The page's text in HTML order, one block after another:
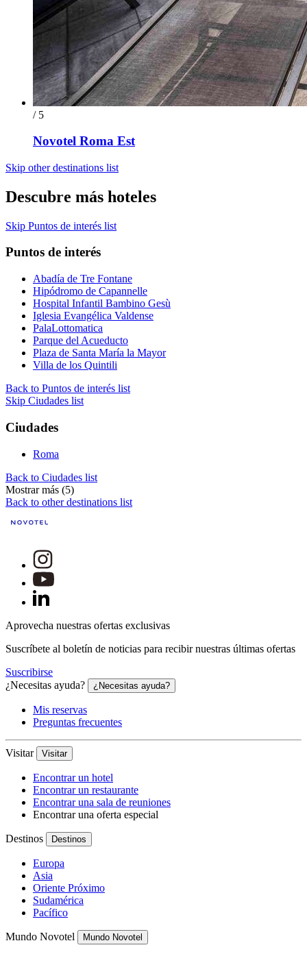
/ 5
Novotel Roma Est
Skip other destinations list
Descubre más hoteles
Skip Puntos de interés list
Puntos de interés
Abadía de Tre Fontane
Hipódromo de Capannelle
Hospital Infantil Bambino Gesù
Iglesia Evangélica Valdense
PalaLottomatica
Parque del Acueducto
Plaza de Santa María la Mayor
Villa de los Quintili
Back to Puntos de interés list
Skip Ciudades list
Ciudades
Roma
Back to Ciudades list
Mostrar más (5)
Back to other destinations list
Aprovecha nuestras ofertas exclusivas
Suscríbete al boletín de noticias para recibir nuestras últimas ofertas
Suscribirse
¿Necesitas ayuda?
¿Necesitas ayuda?
Mis reservas
Preguntas frecuentes
Visitar Visitar
Encontrar un hotel
Encontrar un restaurante
Encontrar una sala de reuniones
Encontrar una oferta especial
Destinos Destinos
Europa
Asia
Oriente Próximo
Sudamérica
Pacífico
Mundo Novotel Mundo Novotel